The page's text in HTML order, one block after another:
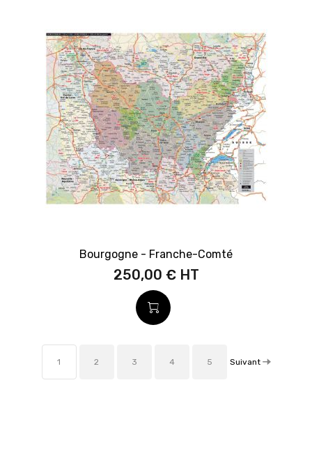
Bourgogne - Franche-Comté
250,00 €
1 2 3 4 5 Suivant